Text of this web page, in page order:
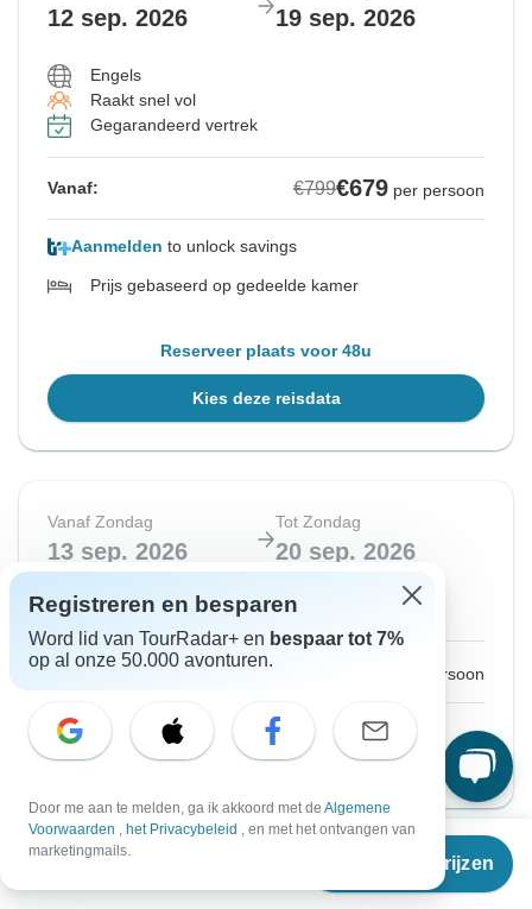
Vanaf €799
Reisdata & prijzen
12 sep. 2026 19 sep. 2026
Engels
Raakt snel vol
Gegarandeerd vertrek
Vanaf: €799€679 per persoon
Aanmelden to unlock savings
Prijs gebaseerd op gedeelde kamer
Reserveer plaats voor 48u
Kies deze reisdata
Vanaf Zondag
13 sep. 2026
Tot Zondag
20 sep. 2026
Uitverkocht
Vanaf: per persoon
Bekijk vergelijkbare rondreizen voor deze data
Registreren en besparen
Word lid van TourRadar+ en bespaar tot 7%
op al onze 50.000 avonturen.
Door me aan te melden, ga ik akkoord met de Algemene
Voorwaarden , het Privacybeleid , en met het ontvangen van
marketingmails.